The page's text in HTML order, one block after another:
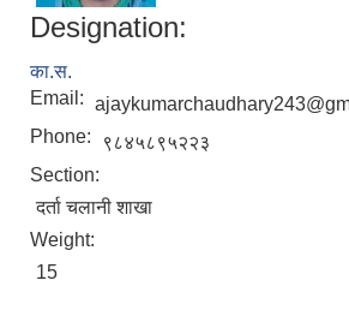
Designation:
का.स.
Email:
Phone:
९८४५८९५२२३
Section:
दर्ता चलानी शाखा
Weight:
15